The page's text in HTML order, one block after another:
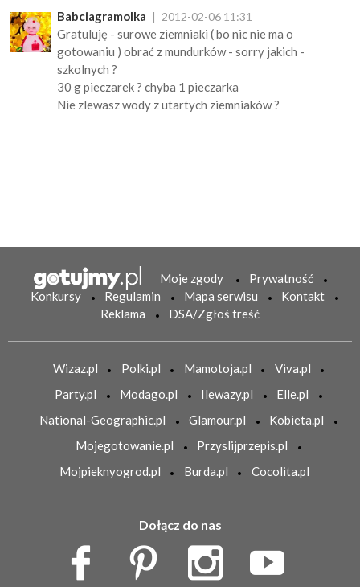
Babciagramolka 2012-02-06 11:31
Gratuluję - surowe ziemniaki ( bo nic nie ma o
gotowaniu ) obrać z mundurków - sorry jakich -
szkolnych ?
30 g pieczarek ? chyba 1 pieczarka
Nie zlewasz wody z utartych ziemniaków ?
Moje zgody
Prywatność
Konkursy
Regulamin Mapa serwisu
Kontakt
Reklama
DSA/Zgłoś treść
Wizaz.pl Polki.pl Mamotoja.pl
Viva.pl
Party.pl
Modago.pl Ilewazy.pl
Elle.pl
National-Geographic.pl
Glamour.pl
Kobieta.pl
Mojegotowanie.pl
Przyslijprzepis.pl
Mojpieknyogrod.pl
Burda.pl Cocolita.pl
Dołącz do nas